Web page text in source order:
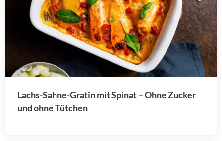
Lachs-Sahne-Gratin mit Spinat – Ohne Zucker
und ohne Tütchen